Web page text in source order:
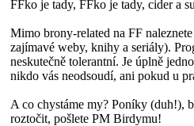
FFko je tady, FFko je tady, cider a
Mimo brony-related na FF
zajímavé weby, knihy a seriály).
neskutečně tolerantní. Je úplně
nikdo vás neodsoudí, ani pokud u
A co chystáme my? Poníky (duh!),
roztočit, pošlete PM Birdymu!